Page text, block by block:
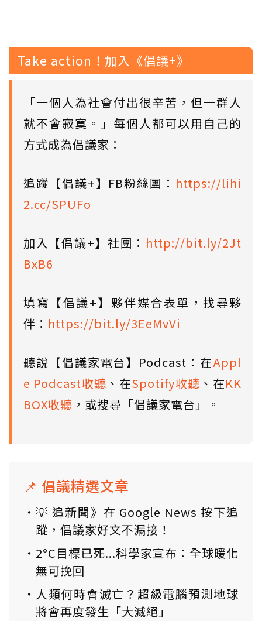
Take action！加入《倡議+》
「一個人為社會付出很辛苦，但一群人
就不會寂寞。」每個人都可以用自己的
方式成為倡議家：
追蹤【倡議+】FB粉絲團： https://lihi
2.cc/SPUFo
加入【倡議+】社團： http://bit.ly/2Jt
BxB6
填寫【倡議+】夥伴媒合表單，找尋夥
伴： https://bit.ly/3EeMvVi
聽說【倡議家電台】Podcast：在Appl
e Podcast收聽 、在Spotify收聽 、在KK
BOX收聽 ，或搜尋「倡議家電台」。
📌 倡議精選文章
💡 追新聞》在 Google News 按下追
蹤，倡議家好文不漏接！
2°C目標已死...科學家宣布：全球暖化
無可挽回
人類何時會滅亡？超級電腦預測地球
將會再度發生「大滅絕」